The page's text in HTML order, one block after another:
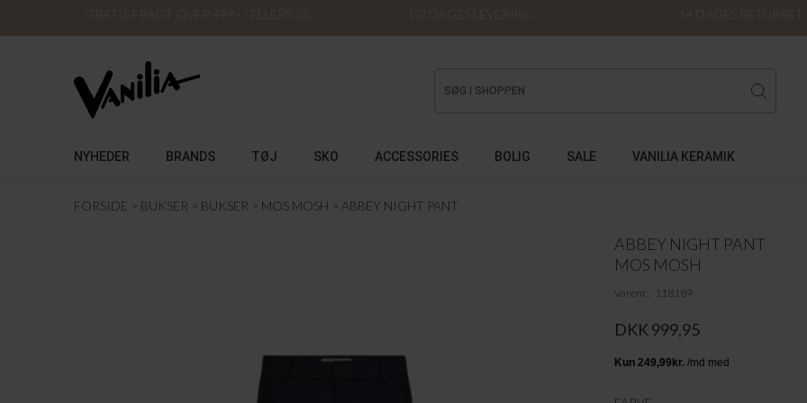
GRATIS FRAGT OVER 499,- / ELLERS 35,- 1-2 DAGES LEVERING 14 DAGES RETURRET
NYHEDER BRANDS TØJ SKO ACCESSORIES BOLIG SALE VANILIA KERAMIK
FORSIDE BUKSER BUKSER MOS MOSH ABBEY NIGHT PANT
ABBEY NIGHT PANT
MOS MOSH
Varenr. 118189
DKK 999,95